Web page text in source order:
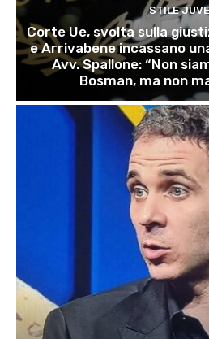
STILE JUVE
Corte Ue, svolta sulla
e Arrivabene incassano
Avv. Spallone: “Non
Bosman, ma non